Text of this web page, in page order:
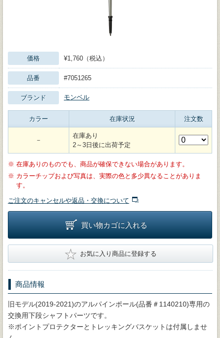
価格 ¥1,760（税込）
品番 #7051265
ブランド モンベル
カラー 在庫状況 注文数
－
在庫あり
2～3日後に出荷予定
※ 在庫ありのものでも、商品が確保できない場合があります。
※ カラーチップおよび写真は、実際の色と多少異なることがありま
す。
ご注文のキャンセルや返品・交換について
買い物カゴに入れる
★ お気に入り商品に登録する
商品情報
旧モデル(2019-2021)のアルパインポール(品番＃1140210)専用の
交換用下段シャフトパーツです。
※ポイントプロテクターとトレッキングバスケットは付属しませ